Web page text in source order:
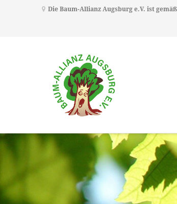
Die Baum-Allianz Augsburg e.V. ist